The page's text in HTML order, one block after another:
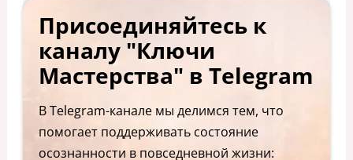
Присоединяйтесь к
каналу "Ключи
Мастерства" в Telegram
В Telegram-канале мы делимся тем, что
помогает поддерживать состояние
осознанности в повседневной жизни: